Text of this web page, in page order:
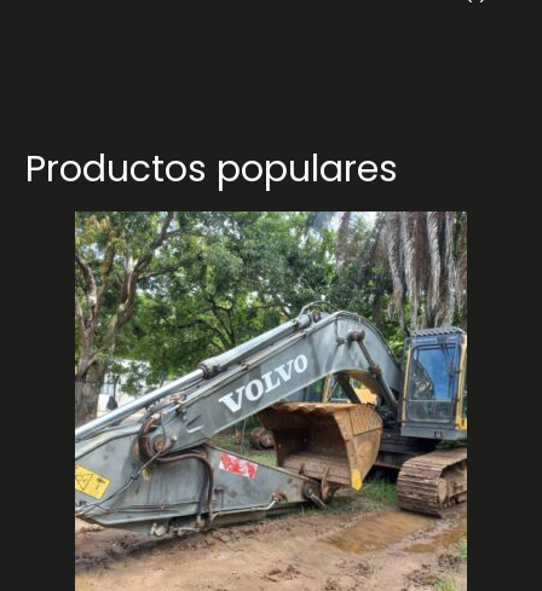
Productos populares